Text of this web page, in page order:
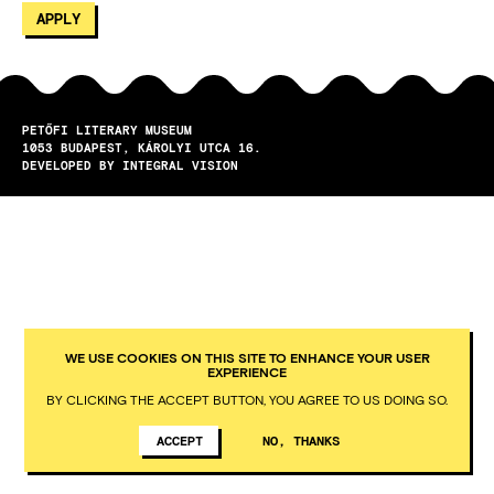
PETŐFI LITERARY MUSEUM
1053
BUDAPEST
KÁROLYI UTCA 16.
DEVELOPED BY INTEGRAL VISION
WE USE COOKIES ON THIS SITE TO ENHANCE YOUR USER
EXPERIENCE
BY CLICKING THE ACCEPT BUTTON, YOU AGREE TO US DOING SO.
ACCEPT NO, THANKS